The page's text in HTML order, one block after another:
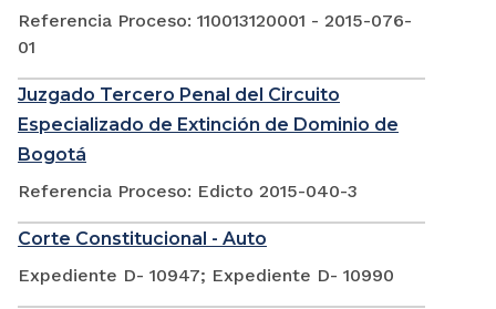
Referencia Proceso: 110013120001 - 2015-076-
01
Juzgado Tercero Penal del Circuito
Especializado de Extinción de Dominio de
Bogotá
Referencia Proceso: Edicto 2015-040-3
Corte Constitucional - Auto
Expediente D- 10947; Expediente D- 10990